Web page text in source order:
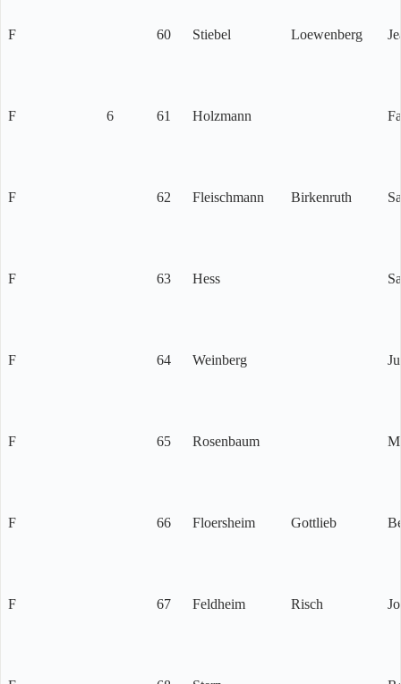
F 60 Stiebel Loewenberg
F 6 61 Holzmann
F 62 Fleischmann Birkenruth
F 63 Hess
F 64 Weinberg
F 65 Rosenbaum
F 66 Floersheim Gottlieb
F 67 Feldheim Risch